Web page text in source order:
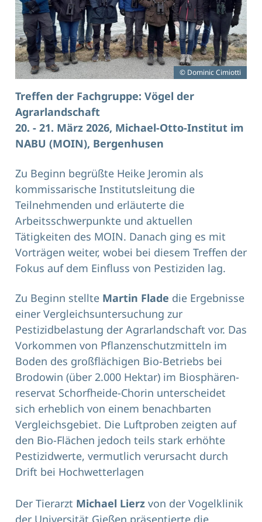
© Dominic Cimiotti
Treffen der Fachgruppe: Vögel der
Agrarlandschaft
20. - 21. März 2026, Michael-Otto-Institut im
NABU (MOIN), Bergenhusen
Zu Beginn begrüßte Heike Jeromin als
kommissarische Institutsleitung die
Teilnehmenden und erläuterte die
Arbeitsschwer­punkte und aktuellen
Tätigkeiten des MOIN. Danach ging es mit
Vorträgen weiter, wobei bei diesem Treffen der
Fokus auf dem Einfluss von Pestiziden lag.
Zu Beginn stellte Martin Flade die Ergebnisse
einer Vergleichsuntersuchung zur
Pestizidbelastung der Agrarlandschaft vor. Das
Vorkommen von Pflanzenschutzmitteln im
Boden des großflächigen Bio-Betriebs bei
Brodowin (über 2.000 Hektar) im Biosphären­
reservat Schorfheide-Chorin unterscheidet
sich erheblich von einem benachbarten
Vergleichsgebiet. Die Luftproben zeigten auf
den Bio-Flächen jedoch teils stark erhöhte
Pestizidwerte, vermutlich verursacht durch
Drift bei Hochwetterlagen
Der Tierarzt Michael Lierz von der Vogelklinik
der Universität Gießen präsentierte die